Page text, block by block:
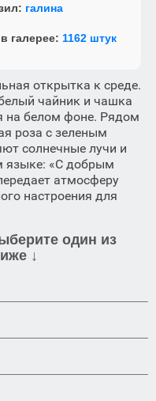
галина
галерее: 1162 штук
открытка к среде.
чайник и чашка
на белом фоне. Рядом
роза с зеленым
солнечные лучи и
языке: «С добрым
атмосферу
настроения для
один из
↓